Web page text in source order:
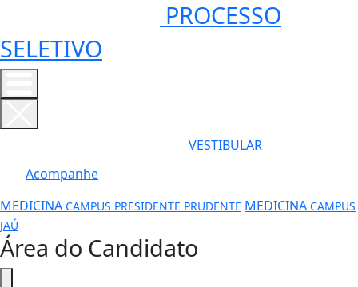
PROCESSO
SELETIVO
VESTIBULAR
Acompanhe
MEDICINA CAMPUS PRESIDENTE PRUDENTE MEDICINA CAMPUS
JAÚ
Área do Candidato